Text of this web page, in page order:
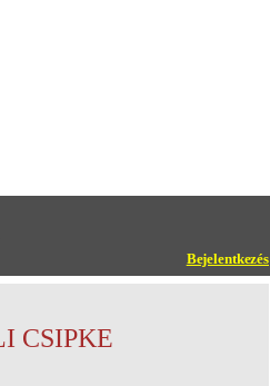
Bejelentkezés
CSIPKE